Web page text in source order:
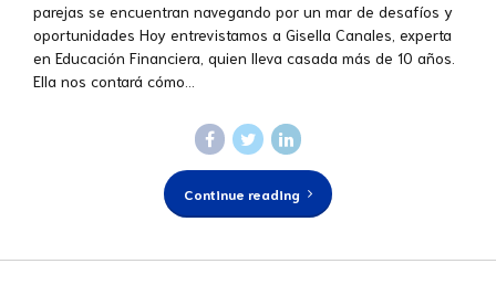
parejas se encuentran navegando por un mar de desafíos y
oportunidades Hoy entrevistamos a Gisella Canales, experta
en Educación Financiera, quien lleva casada más de 10 años.
Ella nos contará cómo...
Continue reading